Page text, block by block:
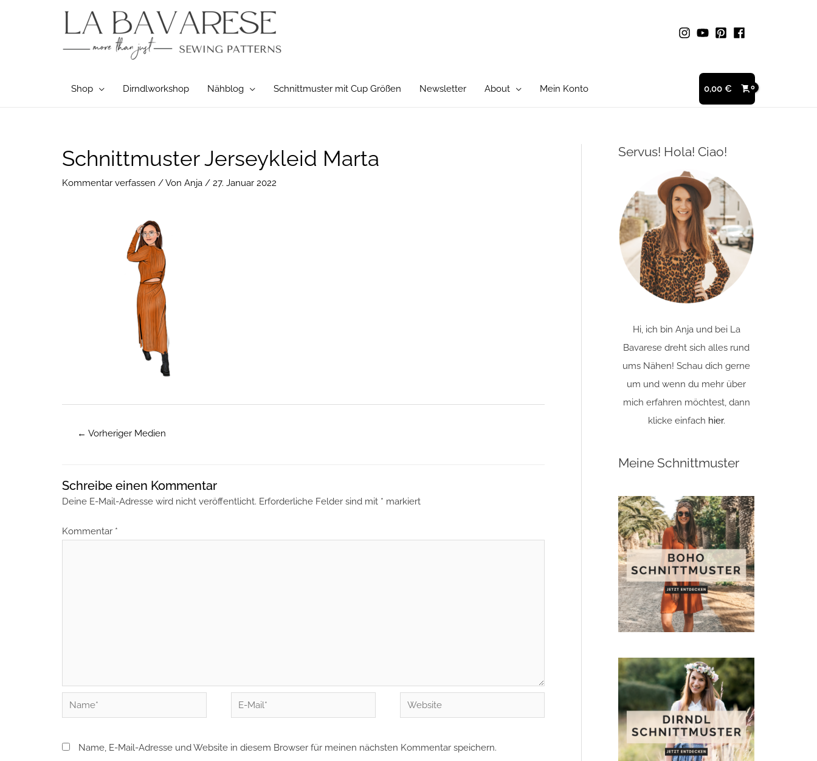
Shop Dirndlworkshop Nähblog Schnittmuster mit Cup Größen Newsletter About Mein Konto 0,00 €
Schnittmuster Jerseykleid Marta
Kommentar verfassen / Von Anja / 27. Januar 2022
Post
navigation
← Vorheriger Medien
Schreibe einen Kommentar
Deine E-Mail-Adresse wird nicht veröffentlicht. Erforderliche Felder sind mit * markiert
Kommentar *
Name*
E-
Mail*
Website
Name, E-Mail-Adresse und Website in diesem Browser für meinen nächsten Kommentar speichern.
Servus! Hola! Ciao!
Hi, ich bin Anja und bei La
Bavarese dreht sich alles rund
ums Nähen! Schau dich gerne
um und wenn du mehr über
mich erfahren möchtest, dann
klicke einfach hier.
Meine Schnittmuster